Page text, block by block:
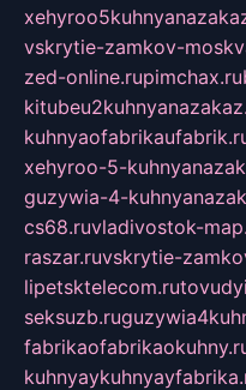
vskrytie-zamkov-
zed-online.rupimchax.ru
xehyroo-5-
guzywia-4-
cs68.ruvladivostok-
raszar.ruvskrytie-
lipetsktelecom.ru
seksuzb.ru